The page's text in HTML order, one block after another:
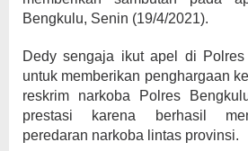
Bengkulu, Senin (19/4/2021).
Dedy sengaja ikut apel di
untuk memberikan penghargaan
reskrim narkoba Polres
prestasi karena berhasil
peredaran narkoba lintas provinsi.